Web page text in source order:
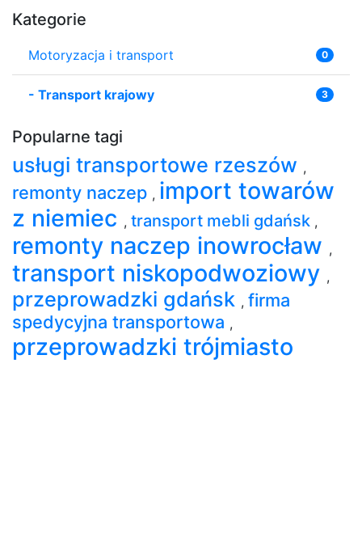
Kategorie
Motoryzacja i transport 0
- Transport krajowy 3
Popularne tagi
usługi transportowe rzeszów ,
remonty naczep , import towarów
z niemiec , transport mebli gdańsk ,
remonty naczep inowrocław ,
transport niskopodwoziowy ,
przeprowadzki gdańsk , firma
spedycyjna transportowa ,
przeprowadzki trójmiasto